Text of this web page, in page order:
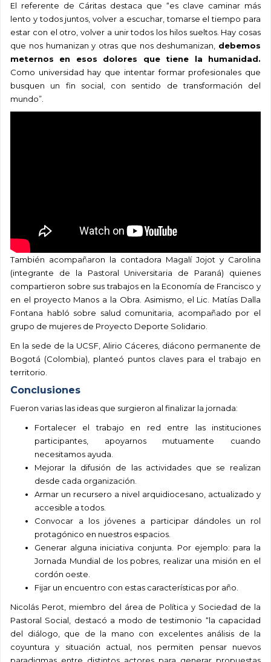
El referente de Cáritas destaca que “es clave caminar más
lento y todos juntos, volver a escuchar, tomarse el tiempo para
estar con el otro, volver a unir todos los hilos sueltos. Hay cosas
que nos humanizan y otras que nos deshumanizan, debemos
meternos en esos dolores que tiene la humanidad.
Como universidad hay que intentar formar profesionales que
busquen un fin social, con sentido de transformación del
mundo”.
También acompañaron la contadora Magalí Jojot y Carolina
(integrante de la Pastoral Universitaria de Paraná) quienes
compartieron sobre sus trabajos en la Economía de Francisco y
en el proyecto Manos a la Obra. Asimismo, el Lic. Matías Dalla
Fontana habló sobre salud comunitaria, acompañado por el
grupo de mujeres de Proyecto Deporte Solidario.
En la sede de la UCSF, Alirio Cáceres, diácono permanente de
Bogotá (Colombia), planteó puntos claves para el trabajo en
territorio.
Conclusiones
Fueron varias las ideas que surgieron al finalizar la jornada:
Fortalecer el trabajo en red entre las instituciones
participantes, apoyarnos mutuamente cuando
necesitamos ayuda.
Mejorar la difusión de las actividades que se realizan
desde cada organización.
Armar un recursero a nivel arquidiocesano, actualizado y
accesible a todos.
Convocar a los jóvenes a participar dándoles un rol
protagónico en nuestros espacios.
Generar alguna iniciativa conjunta. Por ejemplo: para la
Jornada Mundial de los pobres, realizar una misión en el
cordón oeste.
Fijar un encuentro con estas características por año.
Nicolás Perot, miembro del área de Política y Sociedad de la
Pastoral Social, destacó a modo de testimonio “la capacidad
del diálogo, que de la mano con excelentes análisis de la
coyuntura y situación actual, nos permiten pensar nuevos